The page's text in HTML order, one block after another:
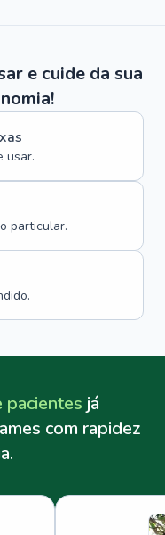
e cuide da sua
usar.
particular.
pacientes já
com rapidez